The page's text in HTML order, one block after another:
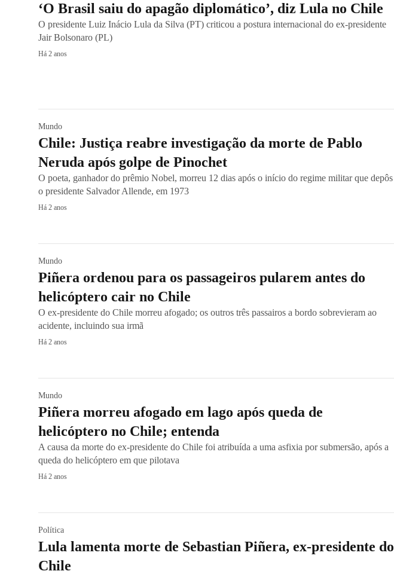
‘O Brasil saiu do apagão diplomático’, diz Lula no Chile
O presidente Luiz Inácio Lula da Silva (PT) criticou a postura internacional do ex-presidente
Jair Bolsonaro (PL)
Há 2 anos
Mundo
Chile: Justiça reabre investigação da morte de Pablo
Neruda após golpe de Pinochet
O poeta, ganhador do prêmio Nobel, morreu 12 dias após o início do regime militar que depôs
o presidente Salvador Allende, em 1973
Há 2 anos
Mundo
Piñera ordenou para os passageiros pularem antes do
helicóptero cair no Chile
O ex-presidente do Chile morreu afogado; os outros três passairos a bordo sobrevieram ao
acidente, incluindo sua irmã
Há 2 anos
Mundo
Piñera morreu afogado em lago após queda de
helicóptero no Chile; entenda
A causa da morte do ex-presidente do Chile foi atribuída a uma asfixia por submersão, após a
queda do helicóptero em que pilotava
Há 2 anos
Política
Lula lamenta morte de Sebastian Piñera, ex-presidente do
Chile